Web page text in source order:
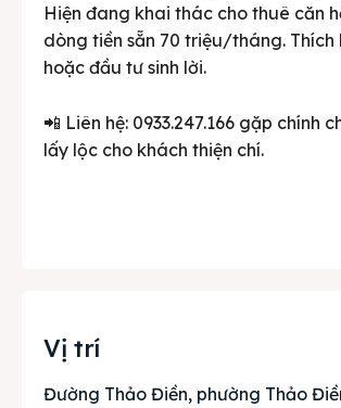
Hiện đang khai thác cho thuê căn
dòng tiền sẵn 70 triệu/tháng. Thích
hoặc đầu tư sinh lời.
📲 Liên hệ: 0933.247.166 gặp chính
lấy lộc cho khách thiện chí.
Vị trí
Đường Thảo Điền, phường Thảo